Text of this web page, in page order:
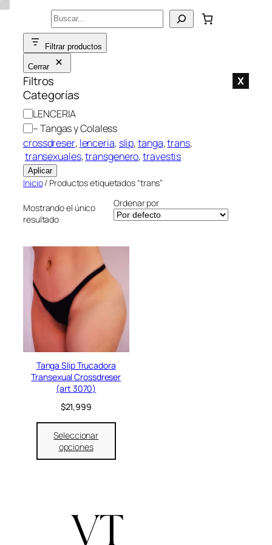
Saltar
contenido
Buscar
Filtrar productos
Cerrar
Filtros X
Categorías
C
a
t
e
g
o
í
a
LENCERIA
– Tangas y Colaless
crossdreser, lenceria, slip, tanga, trans,
transexuales, transgenero, travestis
Aplicar
Inicio/ Productos etiquetados “trans”
Mostrando el único
resultado
Ordenar por
Tanga Slip Trucadora
Transexual Crossdreser
(art 3070)
$21,999
Seleccionar
opciones